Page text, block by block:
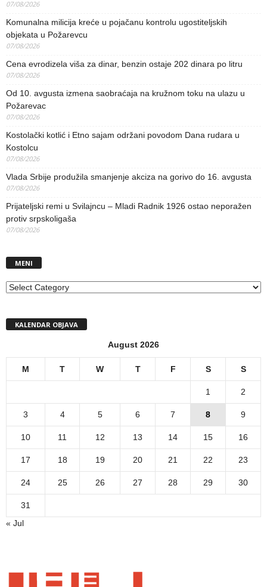
07/08/2026
Komunalna milicija kreće u pojačanu kontrolu ugostiteljskih
objekata u Požarevcu
07/08/2026
Cena evrodizela viša za dinar, benzin ostaje 202 dinara po litru
07/08/2026
Od 10. avgusta izmena saobraćaja na kružnom toku na ulazu u
Požarevac
07/08/2026
Kostolački kotlić i Etno sajam održani povodom Dana rudara u
Kostolcu
07/08/2026
Vlada Srbije produžila smanjenje akciza na gorivo do 16. avgusta
07/08/2026
Prijateljski remi u Svilajncu – Mladi Radnik 1926 ostao neporažen
protiv srpskoligaša
07/08/2026
MENI
MENI
KALENDAR OBJAVA
August 2026
M T W T F S S
1 2
3 4 5 6 7 8 9
10 11 12 13 14 15 16
17 18 19 20 21 22 23
24 25 26 27 28 29 30
31
« Jul